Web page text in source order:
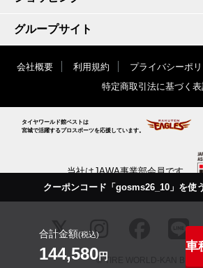
クーポンコード「gosms26_10」を使
合計金額(税込)
144,580円
車
グループサイト
会社概要 利用規約 プライバシーポ
特定商取引法に基づく
タイヤワールド館ベストは
宮城で活躍するプロスポーツを応援しています。
当社はJAWA事業部会員です
© TIRE WORLD-KAN BEST